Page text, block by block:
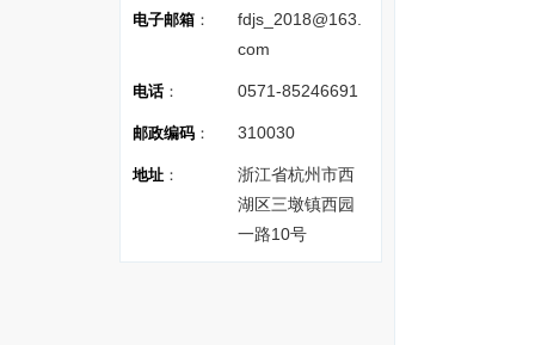
电子邮箱 ：
fdjs_2018@163.
com
电话 ： 0571-85246691
邮政编码 ： 310030
地址 ：
浙江省杭州市西
湖区三墩镇西园
一路10号